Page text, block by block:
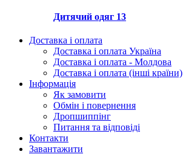
Дитячий одяг 13
Доставка і оплата
Доставка і оплата Україна
Доставка і оплата - Молдова
Доставка і оплата (інші країни)
Інформація
Як замовити
Обмін і повернення
Дропшиппінг
Питання та відповіді
Контакти
Завантажити